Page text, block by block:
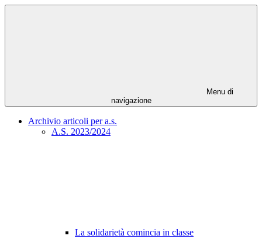
Menu di
navigazione
Archivio articoli per a.s.
A.S. 2023/2024
La solidarietà comincia in classe